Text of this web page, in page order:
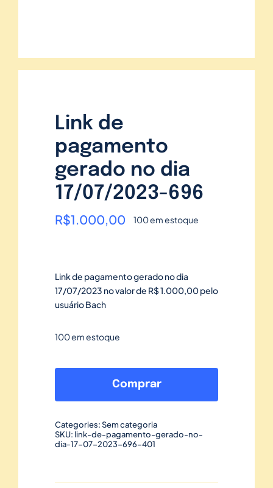
Link de
pagamento
gerado no dia
17/07/2023-696
R$1.000,00 100 em estoque
Link de pagamento gerado no dia
17/07/2023 no valor de R$ 1.000,00 pelo
usuário Bach
100 em estoque
de
no
dia
Comprar
Categories:Sem categoria
SKU: link-de-pagamento-gerado-no-
dia-17-07-2023-696-401